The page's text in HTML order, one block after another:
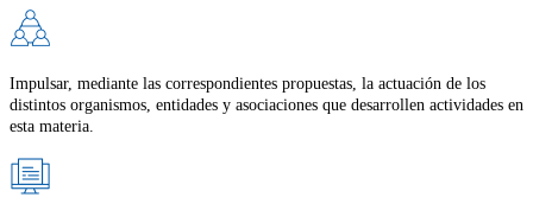
Impulsar, mediante las correspondientes propuestas, la actuación de los
distintos organismos, entidades y asociaciones que desarrollen actividades en
esta materia.